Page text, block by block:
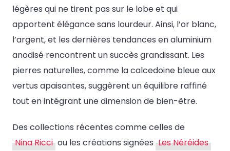
légères qui ne tirent pas sur le lobe et qui
apportent élégance sans lourdeur. Ainsi, l’or blanc,
l’argent, et les dernières tendances en aluminium
anodisé rencontrent un succès grandissant. Les
pierres naturelles, comme la calcedoine bleue aux
vertus apaisantes, suggèrent un équilibre raffiné
tout en intégrant une dimension de bien-être.
Des collections récentes comme celles de
Nina Ricci ou les créations signées Les Néréides